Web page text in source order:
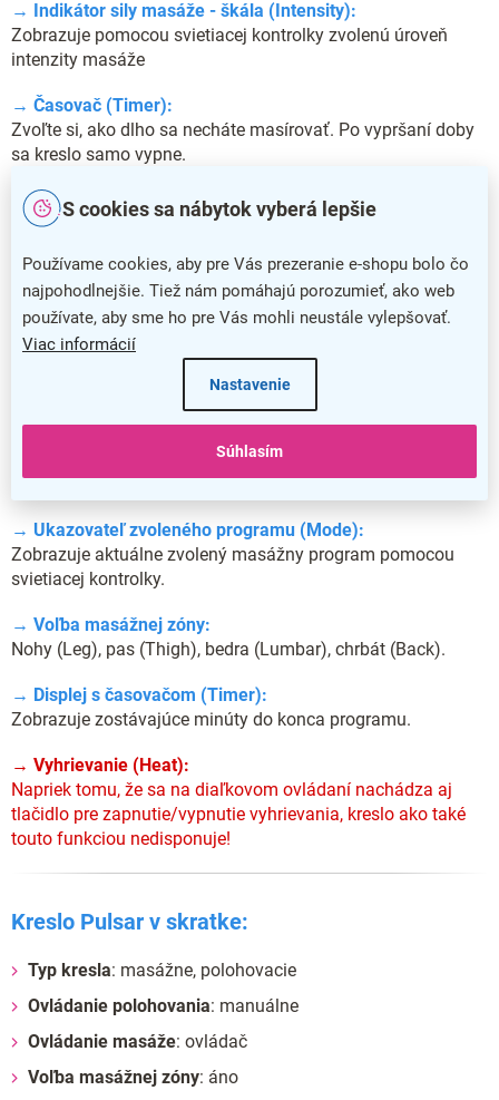
S cookies sa nábytok vyberá lepšie
Používame cookies, aby pre Vás prezeranie e-shopu bolo čo
najpohodlnejšie. Tiež nám pomáhajú porozumieť, ako web
používate, aby sme ho pre Vás mohli neustále vylepšovať.
Viac informácií
Nastavenie
Súhlasím
→ Indikátor sily masáže - škála (Intensity):
Zobrazuje pomocou svietiacej kontrolky zvolenú úroveň
intenzity masáže
→ Časovač (Timer):
Zvoľte si, ako dlho sa necháte masírovať. Po vypršaní doby
sa kreslo samo vypne.
→ Indikátor sily masáže - tlačidlo (Intensity):
Opakovaným stlačením si vyberiete silu masáže na škále 1-
→ Voľba programu (Mode):
Opakovaným stlačením si zvolíte jeden z 9
prednadstavených masážnych programov.
→ Náhodný výber programu (Auto):
Spustí náhodný masážny program.
→ Vypnúť/zapnúť (ON/OFF):
Zapne či vypne masáž.
→ Ukazovateľ zvoleného programu (Mode):
Zobrazuje aktuálne zvolený masážny program pomocou
svietiacej kontrolky.
→ Voľba masážnej zóny:
Nohy (Leg), pas (Thigh), bedra (Lumbar), chrbát (Back).
→ Displej s časovačom (Timer):
Zobrazuje zostávajúce minúty do konca programu.
→ Vyhrievanie (Heat):
Napriek tomu, že sa na diaľkovom ovládaní nachádza aj
tlačidlo pre zapnutie/vypnutie vyhrievania, kreslo ako také
touto funkciou nedisponuje!
Kreslo Pulsar v skratke:
Typ kresla: masážne, polohovacie
Ovládanie polohovania: manuálne
Ovládanie masáže: ovládač
Voľba masážnej zóny: áno